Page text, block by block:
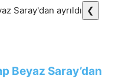
❮
Beyaz Saray’dan